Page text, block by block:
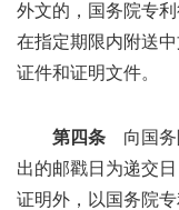
外文的，国务院专
在指定期限内附送
证件和证明文件。
第四条 向国务
出的邮戳日为递交
证明外，以国务院